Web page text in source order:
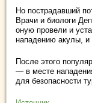
Но пострадавший
Врачи и биологи
оную провели и
нападению акулы, и
После этого
— в месте
для безопасности